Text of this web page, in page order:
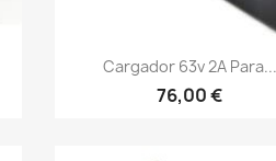
Vista rápida
Cargador 63v 2A Para...
76,00 €